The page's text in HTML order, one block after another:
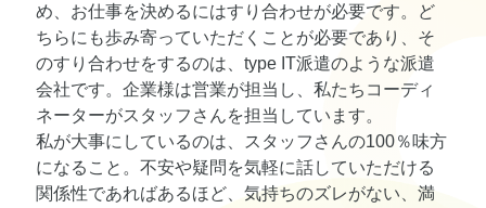
め、お仕事を決めるにはすり合わせが必要です。ど
ちらにも歩み寄っていただくことが必要であり、そ
のすり合わせをするのは、type IT派遣のような派遣
会社です。企業様は営業が担当し、私たちコーディ
ネーターがスタッフさんを担当しています。
私が大事にしているのは、スタッフさんの100％味方
になること。不安や疑問を気軽に話していただける
関係性であればあるほど、気持ちのズレがない、満